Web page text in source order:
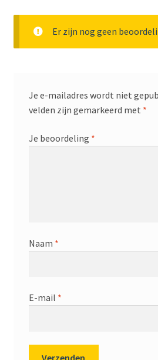
Er zijn nog geen
Je e-mailadres wordt niet
velden zijn gemarkeerd met *
Je beoordeling *
Naam *
E-mail *